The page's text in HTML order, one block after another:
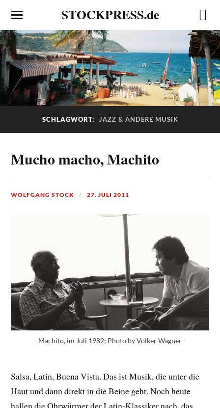
STOCKPRESS.de
SCHLAGWORT: JAZZ & ANDERE MUSIK
Mucho macho, Machito
WOLFGANG STOCK 27. JULI 2011
Machito, im Juli 1982; Photo by Volker Wagner
Salsa, Latin, Buena Vista. Das ist Musik, die unter die
Haut und dann direkt in die Beine geht. Noch heute
hallen die Ohrwürmer der Latin-Klassiker nach, das